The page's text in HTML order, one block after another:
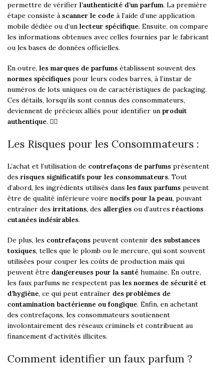
permettre de vérifier l’authenticité d’un parfum. La première
étape consiste à scanner le code à l’aide d’une application
mobile dédiée ou d’un lecteur spécifique. Ensuite, on compare
les informations obtenues avec celles fournies par le fabricant
ou les bases de données officielles.
En outre, les marques de parfums établissent souvent des
normes spécifiques pour leurs codes barres, à l’instar de
numéros de lots uniques ou de caractéristiques de packaging.
Ces détails, lorsqu’ils sont connus des consommateurs,
deviennent de précieux alliés pour identifier un produit
authentique. 🕵️‍♂️
Les Risques pour les Consommateurs :
L’achat et l’utilisation de contrefaçons de parfums présentent
des risques significatifs pour les consommateurs. Tout
d’abord, les ingrédients utilisés dans les faux parfums peuvent
être de qualité inférieure voire nocifs pour la peau, pouvant
entraîner des irritations, des allergies ou d’autres réactions
cutanées indésirables.
De plus, les contrefaçons peuvent contenir des substances
toxiques, telles que le plomb ou le mercure, qui sont souvent
utilisées pour couper les coûts de production mais qui
peuvent être dangereuses pour la santé humaine. En outre,
les faux parfums ne respectent pas les normes de sécurité et
d’hygiène, ce qui peut entraîner des problèmes de
contamination bactérienne ou fongique. Enfin, en achetant
des contrefaçons, les consommateurs soutiennent
involontairement des réseaux criminels et contribuent au
financement d’activités illicites.
Comment identifier un faux parfum ?